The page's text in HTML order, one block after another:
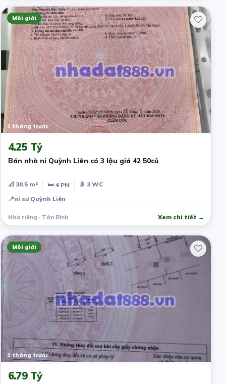
Môi giới
1 tháng trước
4.25 Tỷ
Bán nhà ni Quỳnh Liên có 3 lậu giá 42 50củ
📐 30.5 m² 🛏 4 PN
🚿 3 WC
📍ni sư Quỳnh Liên
Nhà riêng · Tân Bình Xem chi tiết →
Môi giới
1 tháng trước
6.79 Tỷ